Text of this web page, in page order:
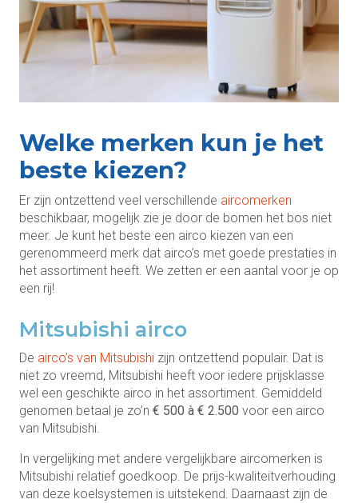
Welke merken kun je het
beste kiezen?
Er zijn ontzettend veel verschillende aircomerken
beschikbaar, mogelijk zie je door de bomen het bos niet
meer. Je kunt het beste een airco kiezen van een
gerenommeerd merk dat airco’s met goede prestaties in
het assortiment heeft. We zetten er een aantal voor je op
een rij!
Mitsubishi airco
De airco’s van Mitsubishi zijn ontzettend populair. Dat is
niet zo vreemd, Mitsubishi heeft voor iedere prijsklasse
wel een geschikte airco in het assortiment. Gemiddeld
genomen betaal je zo’n € 500 à € 2.500 voor een airco
van Mitsubishi.
In vergelijking met andere vergelijkbare aircomerken is
Mitsubishi relatief goedkoop. De prijs-kwaliteitverhouding
van deze koelsystemen is uitstekend. Daarnaast zijn de